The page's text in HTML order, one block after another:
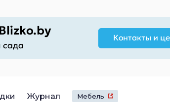
Журнал Мебель